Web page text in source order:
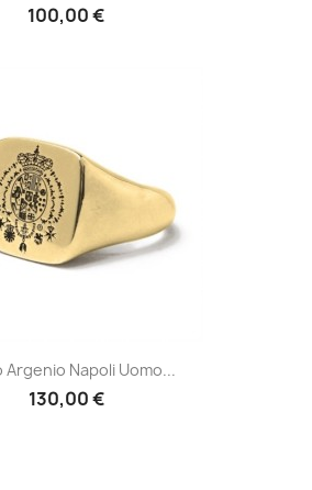
100,00 €
Argenio Napoli Uomo...
130,00 €